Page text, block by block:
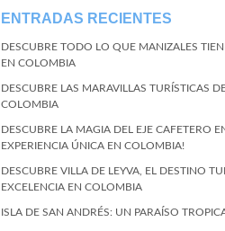
ENTRADAS RECIENTES
DESCUBRE TODO LO QUE MANIZALES
EN COLOMBIA
DESCUBRE LAS MARAVILLAS TURÍSTICAS
COLOMBIA
DESCUBRE LA MAGIA DEL EJE CAFETERO
EXPERIENCIA ÚNICA EN COLOMBIA!
DESCUBRE VILLA DE LEYVA, EL DESTINO
EXCELENCIA EN COLOMBIA
ISLA DE SAN ANDRÉS: UN PARAÍSO